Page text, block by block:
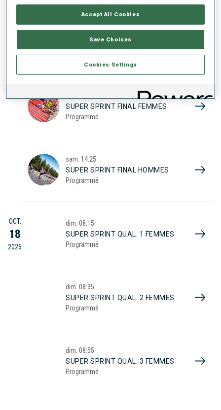
sam.10:20
SUPER SPRINT QUAL. HOMMES
Programmé
SUPER SPRINT FINAL FEMMES
Programmé
sam. 14:25
SUPER SPRINT FINAL HOMMES
Programmé
OCT.
18
2026
dim. 08:15
SUPER SPRINT QUAL. 1 FEMMES
Programmé
dim. 08:35
SUPER SPRINT QUAL. 2 FEMMES
Programmé
dim. 08:55
SUPER SPRINT QUAL. 3 FEMMES
Programmé
Accept All Cookies
Save Choices
Cookies Settings